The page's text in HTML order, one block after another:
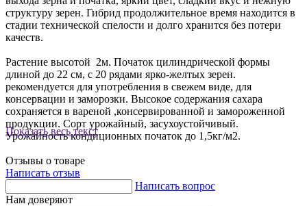
структуру зерен. Гибрид продолжительное время находится в
стадии технической спелости и долго хранится без потери
качеств.
Показать весь текст
Растение высотой 2м. Початок цилиндрической формы
длиной до 22 см, с 20 рядами ярко-желтых зерен.
рекомендуется для употребления в свежем виде, для
консервации и заморозки. Высокое содержания сахара
сохраняется в вареной ,консервированной и замороженной
продукции. Сорт урожайный, засухоустойчивый.
Урожайность кондиционных початок до 1,5кг/м2.
Отзывы о товаре
Написать отзыв
Написать вопрос
Нам доверяют